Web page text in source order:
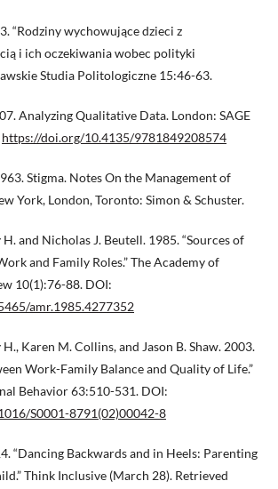
“Rodziny wychowujące dzieci z
i ich oczekiwania wobec polityki
Studia Politologiczne 15:46-63.
Analyzing Qualitative Data. London: SAGE
https://doi.org/10.4135/9781849208574
Stigma. Notes On the Management of
York, London, Toronto: Simon & Schuster.
and Nicholas J. Beutell. 1985. “Sources of
and Family Roles.” The Academy of
10(1):76-88. DOI:
amr.1985.4277352
Karen M. Collins, and Jason B. Shaw. 2003.
Work-Family Balance and Quality of Life.”
Behavior 63:510-531. DOI:
S0001-8791(02)00042-8
“Dancing Backwards and in Heels: Parenting
Think Inclusive (March 28). Retrieved